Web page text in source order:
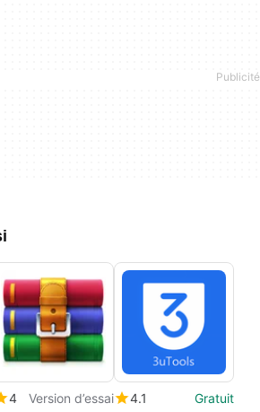
4
Version d’essai
4.1
Gratuit